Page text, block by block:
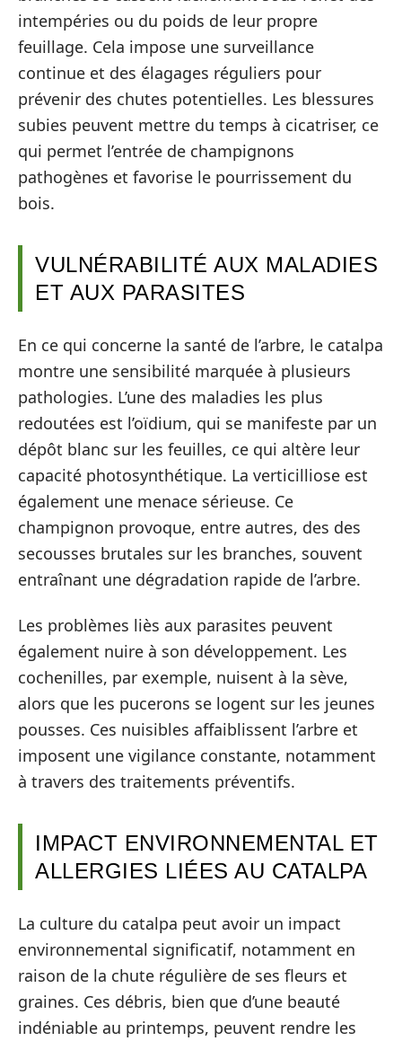
intempéries ou du poids de leur propre
feuillage. Cela impose une surveillance
continue et des élagages réguliers pour
prévenir des chutes potentielles. Les blessures
subies peuvent mettre du temps à cicatriser, ce
qui permet l’entrée de champignons
pathogènes et favorise le pourrissement du
bois.
VULNÉRABILITÉ AUX MALADIES
ET AUX PARASITES
En ce qui concerne la santé de l’arbre, le catalpa
montre une sensibilité marquée à plusieurs
pathologies. L’une des maladies les plus
redoutées est l’oïdium, qui se manifeste par un
dépôt blanc sur les feuilles, ce qui altère leur
capacité photosynthétique. La verticilliose est
également une menace sérieuse. Ce
champignon provoque, entre autres, des des
secousses brutales sur les branches, souvent
entraînant une dégradation rapide de l’arbre.
Les problèmes liès aux parasites peuvent
également nuire à son développement. Les
cochenilles, par exemple, nuisent à la sève,
alors que les pucerons se logent sur les jeunes
pousses. Ces nuisibles affaiblissent l’arbre et
imposent une vigilance constante, notamment
à travers des traitements préventifs.
IMPACT ENVIRONNEMENTAL ET
ALLERGIES LIÉES AU CATALPA
La culture du catalpa peut avoir un impact
environnemental significatif, notamment en
raison de la chute régulière de ses fleurs et
graines. Ces débris, bien que d’une beauté
indéniable au printemps, peuvent rendre les